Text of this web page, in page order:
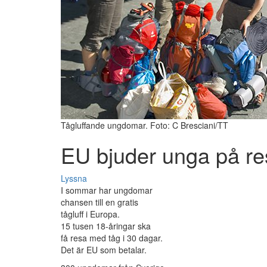
Tågluffande ungdomar. Foto: C Bresciani/TT
EU bjuder unga på
Lyssna
I sommar har ungdomar
chansen till en gratis
tågluff i Europa.
15 tusen 18-åringar ska
få resa med tåg i 30 dagar.
Det är EU som betalar.